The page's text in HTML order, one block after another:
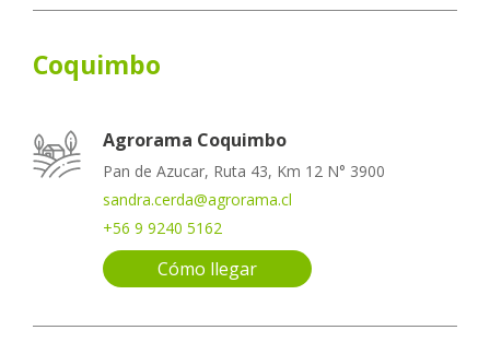
Coquimbo
Agrorama Coquimbo
Pan de Azucar, Ruta 43, Km 12 N° 3900
sandra.cerda@agrorama.cl
+56 9 9240 5162
Cómo llegar